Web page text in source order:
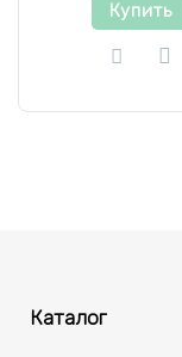
Купить
Каталог